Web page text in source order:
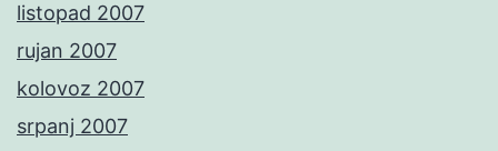
listopad 2007
rujan 2007
kolovoz 2007
srpanj 2007